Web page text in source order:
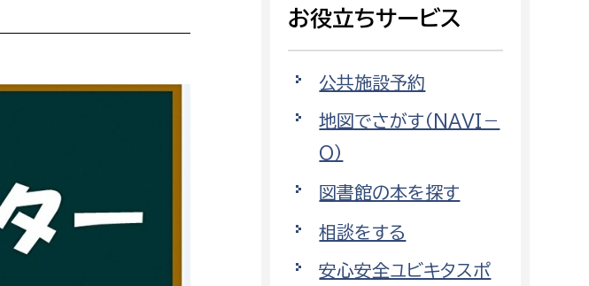
相談をしたい
働きたい
小田原のことを知りたい
イベント・講座などに参加したい
生涯学習課
文化財課
図書館
環境部
環境政策課
ゼロカーボン推進課
環境保護課
環境事業センター
お役立ちサービス
公共施設予約
地図でさがす（NAVI－
O）
図書館の本を探す
相談をする
安心安全ユビキタスポ